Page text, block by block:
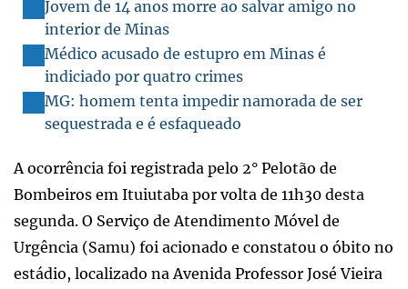
Jovem de 14 anos morre ao salvar amigo no
interior de Minas
Médico acusado de estupro em Minas é
indiciado por quatro crimes
MG: homem tenta impedir namorada de ser
sequestrada e é esfaqueado
A ocorrência foi registrada pelo 2° Pelotão de
Bombeiros em Ituiutaba por volta de 11h30 desta
segunda. O Serviço de Atendimento Móvel de
Urgência (Samu) foi acionado e constatou o óbito no
estádio, localizado na Avenida Professor José Vieira